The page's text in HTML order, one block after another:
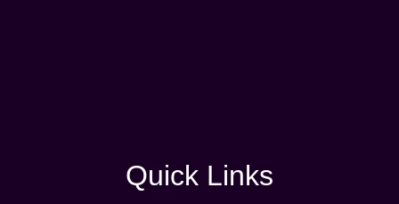
Quick Links